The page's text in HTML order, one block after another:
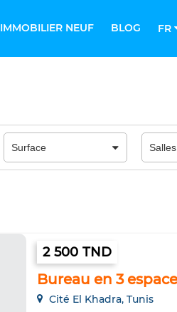
IMMOBILIER NEUF BLOG FR
2 500 TND
Bureau en 3
Cité El Khadra, Tunis